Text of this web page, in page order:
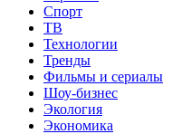
Спорт
ТВ
Технологии
Тренды
Фильмы и сериалы
Шоу-бизнес
Экология
Экономика